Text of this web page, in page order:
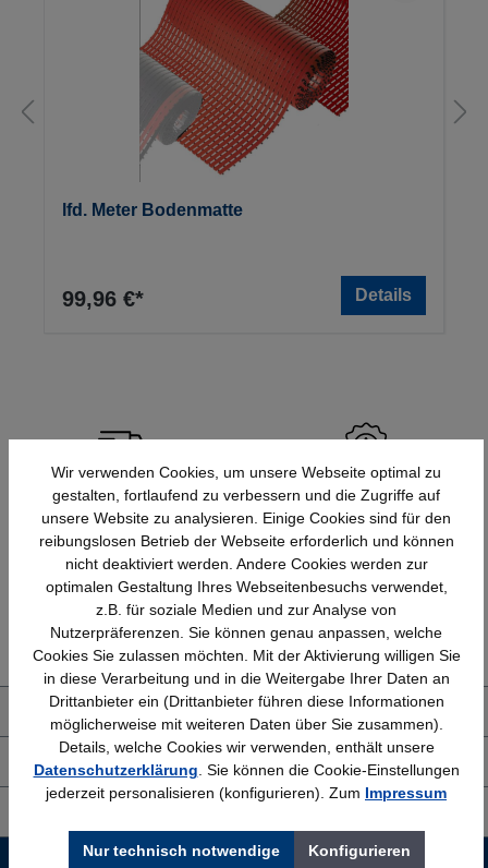
lfd. Meter Bodenmatte
99,96 €* Details
Schnelle Lieferung
Bundesweit
Topmarken
Faire Preise
Erfahrung
Bewährt seit 1958
Kostenlose Beratung
(04205) 635940
Shop Service
Wir verwenden Cookies, um unsere Webseite optimal zu
gestalten, fortlaufend zu verbessern und die Zugriffe auf
unsere Website zu analysieren. Einige Cookies sind für den
reibungslosen Betrieb der Webseite erforderlich und können
nicht deaktiviert werden. Andere Cookies werden zur
optimalen Gestaltung Ihres Webseitenbesuchs verwendet,
z.B. für soziale Medien und zur Analyse von
Nutzerpräferenzen. Sie können genau anpassen, welche
Cookies Sie zulassen möchten. Mit der Aktivierung willigen Sie
in diese Verarbeitung und in die Weitergabe Ihrer Daten an
Drittanbieter ein (Drittanbieter führen diese Informationen
möglicherweise mit weiteren Daten über Sie zusammen).
Details, welche Cookies wir verwenden, enthält unsere
Datenschutzerklärung . Sie können die Cookie-Einstellungen
jederzeit personalisieren (konfigurieren). Zum Impressum
Nur technisch notwendige Konfigurieren